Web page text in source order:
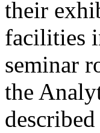
their
facilities
seminar
the